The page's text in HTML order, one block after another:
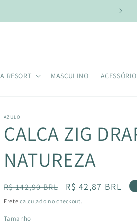
RESORT MASCULINO
AZULO
CALCA ZIG
NATUREZA
Preço
normal
R$ 142,90 BRL
Preço
promocional
R$ 42,87 BRL
Frete calculado no checkout.
Tamanho